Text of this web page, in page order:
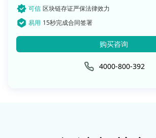
可信 区块链存证严保法律效力
易用 15秒完成合同签署
购买咨询
4000-800-392